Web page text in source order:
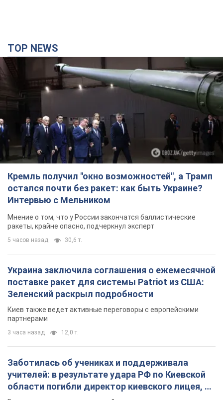
TOP NEWS
Кремль получил "окно возможностей", а Трамп
остался почти без ракет: как быть Украине?
Интервью с Мельником
Мнение о том, что у России закончатся баллистические
ракеты, крайне опасно, подчеркнул эксперт
5 часов назад 30,6 т.
Украина заключила соглашения о ежемесячной
поставке ракет для системы Patriot из США:
Зеленский раскрыл подробности
Киев также ведет активные переговоры с европейскими
партнерами
3 часа назад 12,0 т.
Заботилась об учениках и поддерживала
учителей: в результате удара РФ по Киевской
области погибли директор киевского лицея, её